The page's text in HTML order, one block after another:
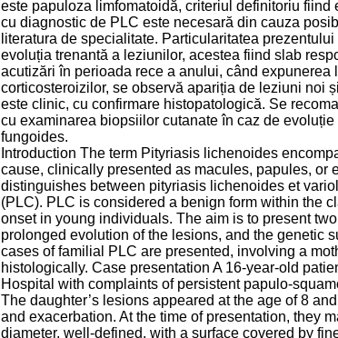
este papuloza limfomatoidă, criteriul definitoriu
cu diagnostic de PLC este necesară din cauza
literatura de specialitate. Particularitatea
evoluția trenantă a leziunilor, acestea fiind slab
acutizări în perioada rece a anului, când
corticosteroizilor, se observă apariția de leziuni noi
este clinic, cu confirmare histopatologică. Se
cu examinarea biopsiilor cutanate în caz de
fungoides.
Introduction The term Pityriasis lichenoides
cause, clinically presented as macules, papules, or
distinguishes between pityriasis lichenoides et
(PLC). PLC is considered a benign form within the
onset in young individuals. The aim is to present
prolonged evolution of the lesions, and the genetic
cases of familial PLC are presented, involving a
histologically. Case presentation A 16-year-old
Hospital with complaints of persistent papulo-
The daughter’s lesions appeared at the age of 8
and exacerbation. At the time of presentation, they
diameter, well-defined, with a surface covered by